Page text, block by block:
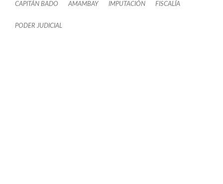
CAPITÁN BADO AMAMBAY IMPUTACIÓN FISCALÍA
PODER JUDICIAL